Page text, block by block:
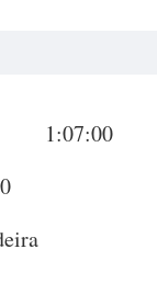
1:07:00
Madeira